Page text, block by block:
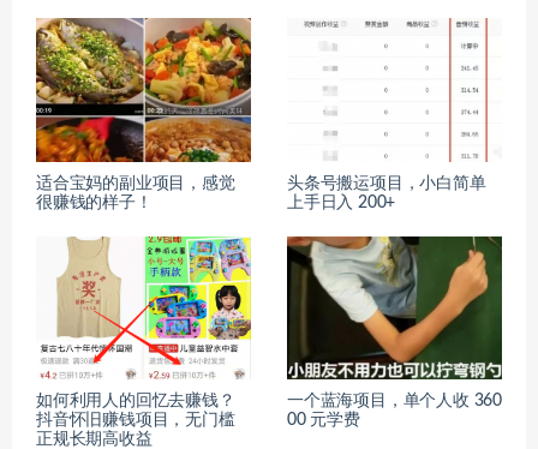
适合宝妈的副业项目，感觉
很赚钱的样子！
头条号搬运项目，小白简单
上手日入 200+
如何利用人的回忆去赚钱？
抖音怀旧赚钱项目，无门槛
正规长期高收益
一个蓝海项目，单个人收 360
00 元学费